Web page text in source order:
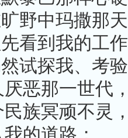
野中玛撒那
看到我的工
试探我、考
恶那一世代
族冥顽不灵